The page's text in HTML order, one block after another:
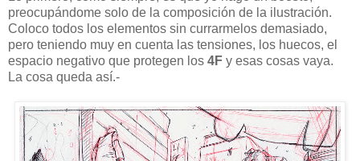
preocupándome solo de la composición de la ilustración.
Coloco todos los elementos sin currarmelos demasiado,
pero teniendo muy en cuenta las tensiones, los huecos, el
espacio negativo que protegen los 4F y esas cosas vaya.
La cosa queda así.-